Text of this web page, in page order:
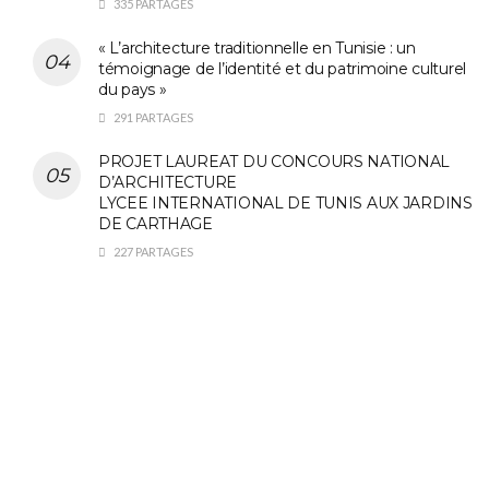
335 PARTAGES
« L’architecture traditionnelle en Tunisie : un
témoignage de l’identité et du patrimoine culturel
du pays »
291 PARTAGES
PROJET LAUREAT DU CONCOURS NATIONAL
D’ARCHITECTURE
LYCEE INTERNATIONAL DE TUNIS AUX JARDINS
DE CARTHAGE
227 PARTAGES